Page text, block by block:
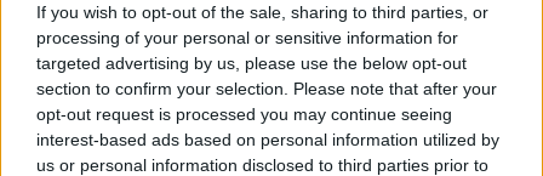
If you wish to opt-out of the sale, sharing to third parties, or
processing of your personal or sensitive information for
targeted advertising by us, please use the below opt-out
section to confirm your selection. Please note that after your
opt-out request is processed you may continue seeing
interest-based ads based on personal information utilized by
us or personal information disclosed to third parties prior to
ΑΠΑΝΤΗΣΗ
Αθεόφοβος
17.06.2026, 17:02
Πω ρε κόμπλεξ.....
ΑΠΑΝΤΗΣΗ